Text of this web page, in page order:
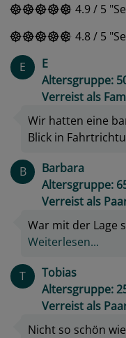
4.9/ 5
4.8/ 5
E
E
Altersgruppe:
Verreist als
Wir hatten eine
Blick in
B
Barbara
Altersgruppe:
Verreist als
War mit der Lage
Weiterlesen...
T
Tobias
Altersgruppe:
Verreist als
Nicht so schön